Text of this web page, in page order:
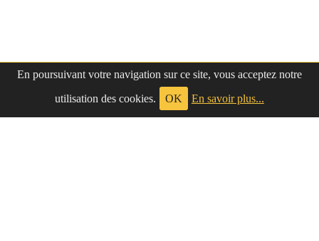
En poursuivant votre navigation sur ce site, vous acceptez notre
utilisation des cookies.
OK En savoir plus...